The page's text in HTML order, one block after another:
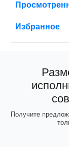
Избранное
Получите